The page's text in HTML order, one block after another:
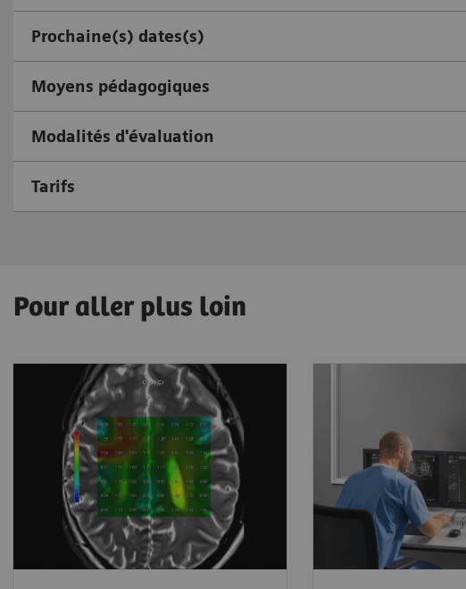
Prochaine(s) dates(s)
Moyens pédagogiques
Modalités d'évaluation
Tarifs
Pour aller plus loin